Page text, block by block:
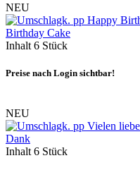
NEU
Birthday Cake
Inhalt 6 Stück
Preise nach Login sichtbar!
NEU
Dank
Inhalt 6 Stück